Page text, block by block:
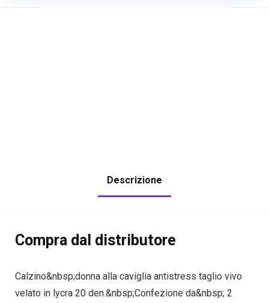
Descrizione
Compra dal distributore
Calzino&nbsp;donna alla caviglia antistress taglio vivo
velato in lycra 20 den.&nbsp;Confezione da&nbsp; 2